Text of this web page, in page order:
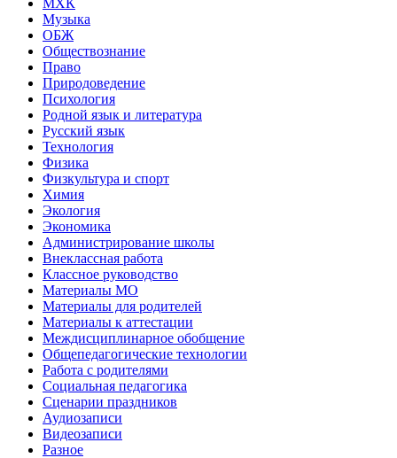
Музыка
ОБЖ
Обществознание
Право
Природоведение
Психология
Родной язык и литература
Русский язык
Технология
Физика
Физкультура и спорт
Химия
Экология
Экономика
Администрирование школы
Внеклассная работа
Классное руководство
Материалы МО
Материалы для родителей
Материалы к аттестации
Междисциплинарное обобщение
Общепедагогические технологии
Работа с родителями
Социальная педагогика
Сценарии праздников
Аудиозаписи
Видеозаписи
Разное